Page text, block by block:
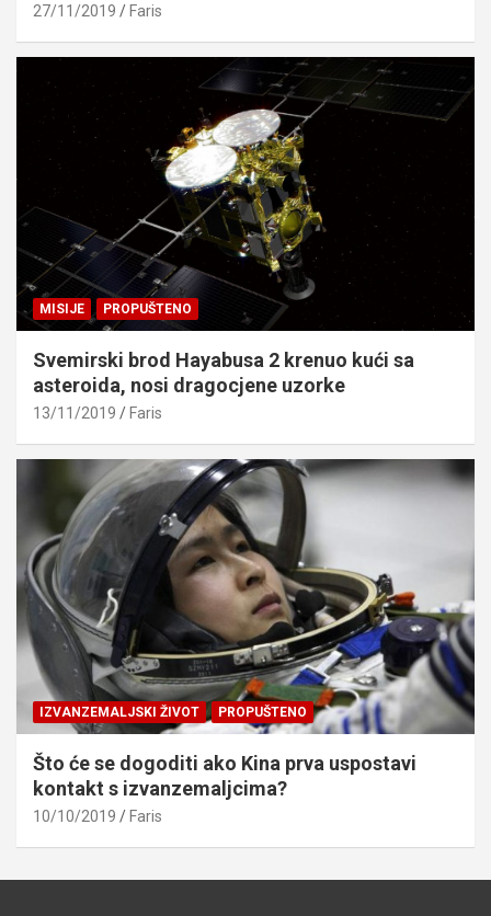
27/11/2019 Faris
MISIJE PROPUŠTENO
Svemirski brod Hayabusa 2 krenuo kući sa
asteroida, nosi dragocjene uzorke
13/11/2019 Faris
IZVANZEMALJSKI ŽIVOT PROPUŠTENO
Što će se dogoditi ako Kina prva uspostavi
kontakt s izvanzemaljcima?
10/10/2019 Faris